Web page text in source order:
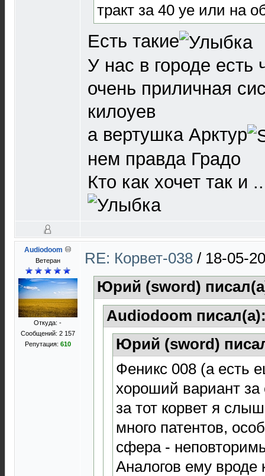
тракт за 40 уе или на
Есть такие
У нас в городе есть
очень приличная
килоуев
а вертушка Арктур
нем правда Градо
Кто как хочет так и
Audiodoom
Ветеран
Откуда: -
Сообщений: 2 157
Репутация: 610
RE: Корвет-038 / 18-05-
Юрий (sword)
Audiodoom
Юрий (sword)
Феникс 008 (а есть
хороший вариант за
за тот корвет я
много патентов,
сфера -
Аналогов ему вроде